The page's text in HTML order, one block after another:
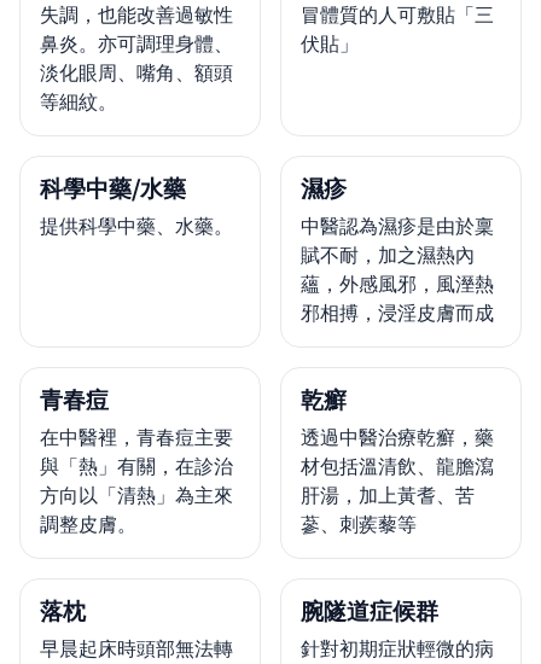
失調，也能改善過敏性
鼻炎。亦可調理身體、
淡化眼周、嘴角、額頭
等細紋。
冒體質的人可敷貼「三
伏貼」
科學中藥/水藥
提供科學中藥、水藥。
濕疹
中醫認為濕疹是由於稟
賦不耐，加之濕熱內
蘊，外感風邪，風溼熱
邪相搏，浸淫皮膚而成
青春痘
在中醫裡，青春痘主要
與「熱」有關，在診治
方向以「清熱」為主來
調整皮膚。
乾癬
透過中醫治療乾癬，藥
材包括溫清飲、龍膽瀉
肝湯，加上黃耆、苦
蔘、刺蒺藜等
落枕
早晨起床時頭部無法轉
腕隧道症候群
針對初期症狀輕微的病